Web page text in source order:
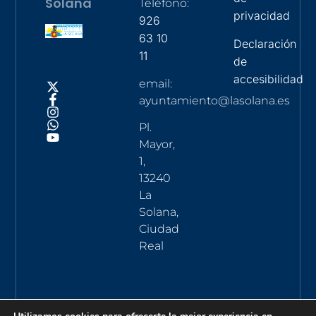
Teléfono:
926
63 10
11
email:
ayuntamiento@lasolana.es
Pl.
Mayor,
1,
13240
La
Solana,
Ciudad
Real
privacidad
Declaración
de
accesibilidad